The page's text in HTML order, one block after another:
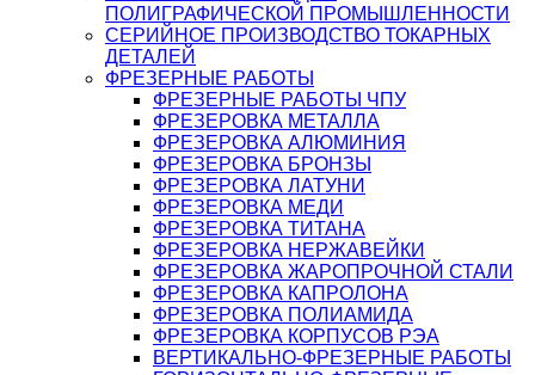
ПОЛИГРАФИЧЕСКОЙ ПРОМЫШЛЕННОСТИ
СЕРИЙНОЕ ПРОИЗВОДСТВО ТОКАРНЫХ
ДЕТАЛЕЙ
ФРЕЗЕРНЫЕ РАБОТЫ
ФРЕЗЕРНЫЕ РАБОТЫ ЧПУ
ФРЕЗЕРОВКА МЕТАЛЛА
ФРЕЗЕРОВКА АЛЮМИНИЯ
ФРЕЗЕРОВКА БРОНЗЫ
ФРЕЗЕРОВКА ЛАТУНИ
ФРЕЗЕРОВКА МЕДИ
ФРЕЗЕРОВКА ТИТАНА
ФРЕЗЕРОВКА НЕРЖАВЕЙКИ
ФРЕЗЕРОВКА ЖАРОПРОЧНОЙ СТАЛИ
ФРЕЗЕРОВКА КАПРОЛОНА
ФРЕЗЕРОВКА ПОЛИАМИДА
ФРЕЗЕРОВКА КОРПУСОВ РЭА
ВЕРТИКАЛЬНО-ФРЕЗЕРНЫЕ РАБОТЫ